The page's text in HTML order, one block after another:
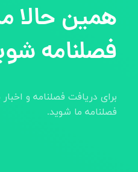
همین حالا
فصلنامه
برای دریافت فصلنامه و
فصلنامه ما شوید.